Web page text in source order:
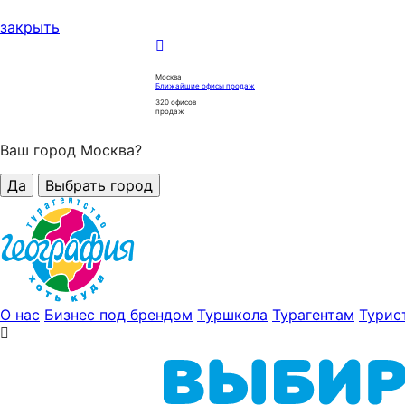
закрыть
Москва
Ближайшие офисы продаж
320 офисов
продаж
Ваш город Москва?
Да
Выбрать город
О нас Бизнес под брендом Туршкола Турагентам